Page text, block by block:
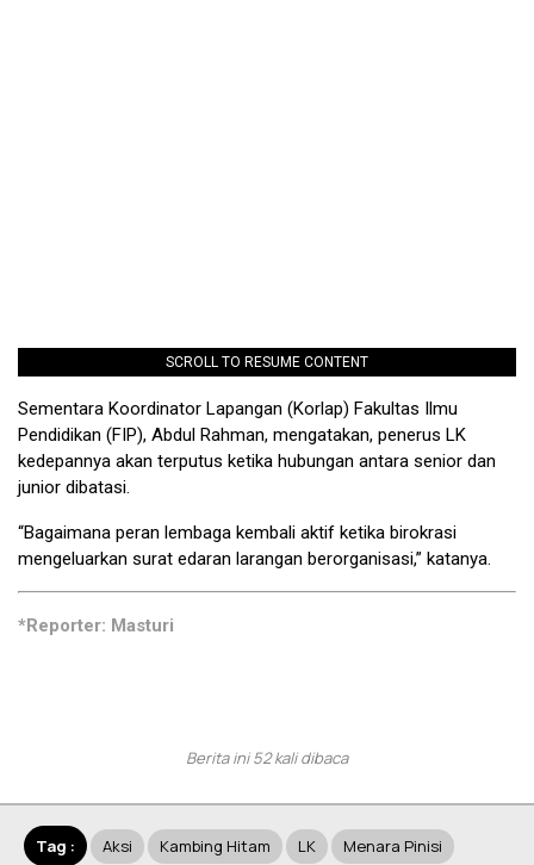
SCROLL TO RESUME CONTENT
Sementara Koordinator Lapangan (Korlap) Fakultas Ilmu
Pendidikan (FIP), Abdul Rahman, mengatakan, penerus LK
kedepannya akan terputus ketika hubungan antara senior dan
junior dibatasi.
“Bagaimana peran lembaga kembali aktif ketika birokrasi
mengeluarkan surat edaran larangan berorganisasi,” katanya.
*Reporter: Masturi
Berita ini 52 kali dibaca
Tag : Aksi Kambing Hitam LK Menara Pinisi